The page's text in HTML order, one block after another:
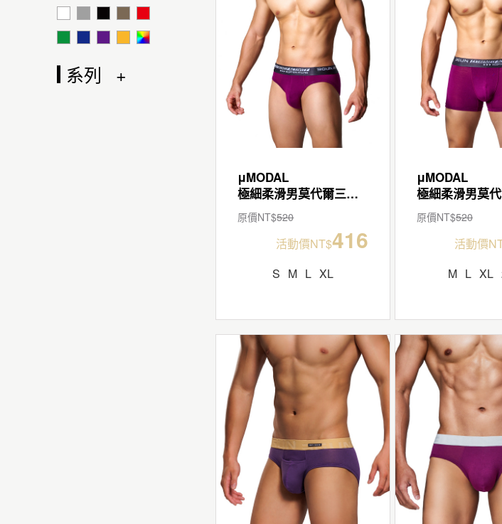
系列
μMODAL
極細柔滑男莫代爾三角褲
原價NT$520
活動價NT$416
S M L XL
μMODAL
原價NT$520
活動價
M L XL